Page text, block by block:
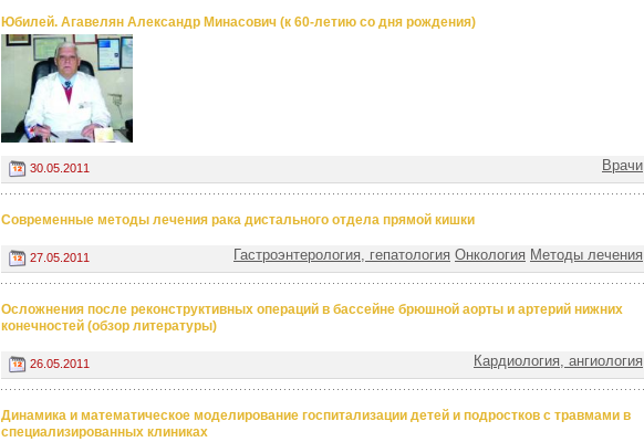
Юбилей. Агавелян Александр Минасович (к 60-летию со дня рождения)
30.05.2011 Врачи
Современные методы лечения рака дистального отдела прямой кишки
27.05.2011 Гастроэнтерология, гепатология Онкология Методы лечения
Осложнения после реконструктивных операций в бассейне брюшной аорты и артерий нижних
конечностей (обзор литературы)
26.05.2011 Кардиология, ангиология
Динамика и математическое моделирование госпитализации детей и подростков с травмами в
специализированных клиниках